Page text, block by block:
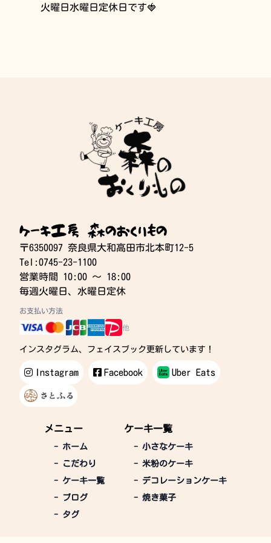
火曜日水曜日定休日です🍓
ケーキ工房 森のおくりもの
〒6350097 奈良県大和高田市北本町12-5
Tel:0745-23-1100
営業時間 10:00 〜 18:00
毎週火曜日、水曜日定休
お支払い方法
他
インスタグラム、フェイスブック更新しています！
Instagram Facebook Uber Eats
メニュー
- ホーム
-
こだわり
- ケーキ一覧
- ブログ
- タグ
ケーキ一覧
- 小さなケーキ
- 米粉のケーキ
- デコレーションケーキ
- 焼き菓子